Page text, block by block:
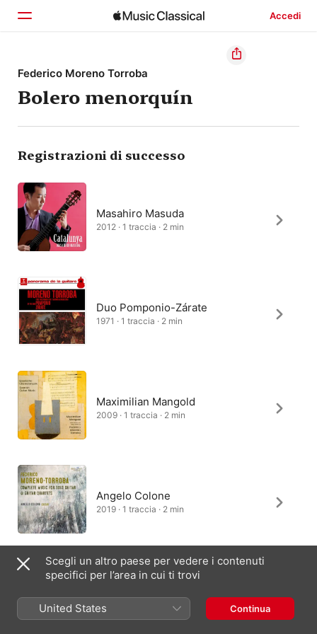
Accedi
Home
Scopri
Cerca
Federico Moreno Torroba
Bolero menorquín
Registrazioni di successo
Masahiro Masuda
2012 · 1 traccia · 2 min
Duo Pomponio-Zárate
1971 · 1 traccia · 2 min
Maximilian Mangold
2009 · 1 traccia · 2 min
Angelo Colone
2019 · 1 traccia · 2 min
English (UK)
Scegli un altro paese per vedere i contenuti
specifici per l’area in cui ti trovi
United States Continua